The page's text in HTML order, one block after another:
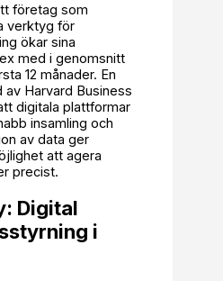
företag som
verktyg för
ökar sina
med i genomsnitt
12 månader. En
Harvard Business
digitala plattformar
insamling och
av data ger
att agera
precist.
Digital
i